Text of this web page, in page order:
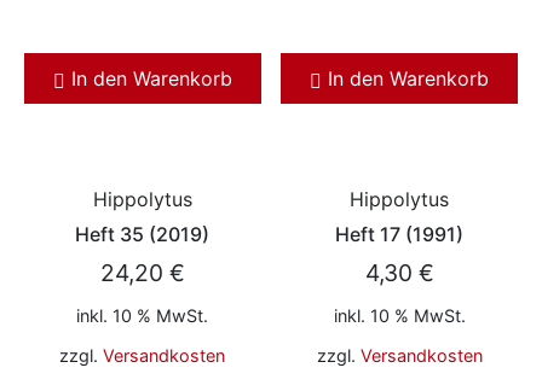
In den Warenkorb In den Warenkorb
Hippolytus
Heft 35 (2019)
24,20 €
inkl. 10 % MwSt.
zzgl.Versandkosten
Hippolytus
Heft 17 (1991)
4,30 €
inkl. 10 % MwSt.
zzgl. Versandkosten